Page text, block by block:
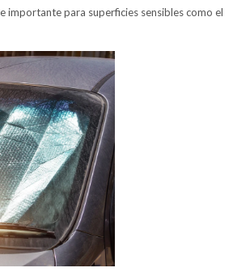
importante para superficies sensibles como el